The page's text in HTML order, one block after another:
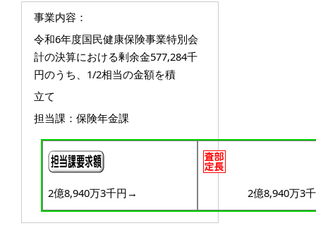
事業内容：
令和6年度国民健康保険事業特別会
計の決算における剰余金577,284千
円のうち、1/2相当の金額を積
立て
担当課：保険年金課
2億8,940万3千円→ 2億8,940万3